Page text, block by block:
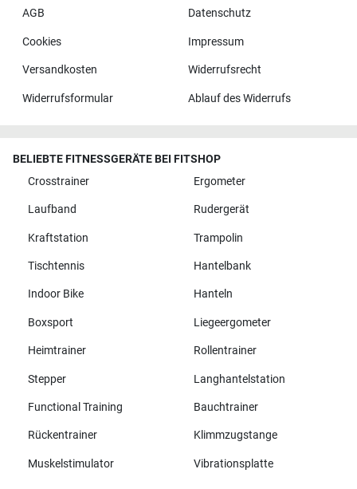
AGB
Datenschutz
Cookies Impressum
Versandkosten Widerrufsrecht
Widerrufsformular Ablauf des Widerrufs
BELIEBTE FITNESSGERÄTE BEI FITSHOP
Crosstrainer
Ergometer
Laufband Rudergerät
Kraftstation Trampolin
Tischtennis Hantelbank
Indoor Bike Hanteln
Boxsport Liegeergometer
Heimtrainer Rollentrainer
Stepper Langhantelstation
Functional Training Bauchtrainer
Rückentrainer Klimmzugstange
Muskelstimulator Vibrationsplatte